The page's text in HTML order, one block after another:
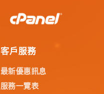
客戶服務
最新優惠訊息
服務一覽表